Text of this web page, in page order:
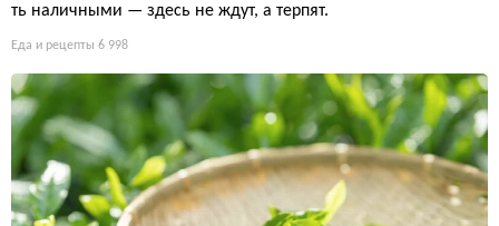
ть наличными — здесь не ждут, а терпят.
Еда и рецепты 6 998